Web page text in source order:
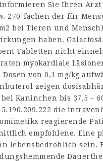
Sie Ihren Arzt
270-fachen der für
bei Tieren und
haben.
Tabletten nicht
myokardiale
von 0,1 mg/kg
zeigen
Kaninchen bis 37,5 –
die
reagierende
empfohlene. Eine
lebensbedrohlich se­in.